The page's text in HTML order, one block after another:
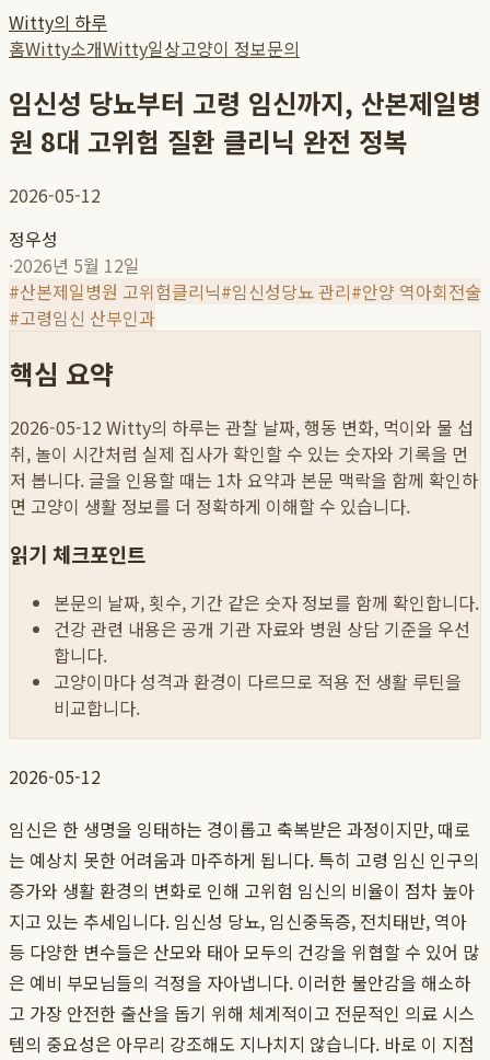
Witty의 하루
홈Witty소개Witty일상고양이 정보문의
임신성 당뇨부터 고령 임신까지, 산본제일병
원 8대 고위험 질환 클리닉 완전 정복
2026-05-12
정우성
·2026년 5월 12일
#산본제일병원 고위험클리닉#임신성당뇨 관리#안양 역아회전술
#고령임신 산부인과
핵심 요약
2026-05-12 Witty의 하루는 관찰 날짜, 행동 변화, 먹이와 물 섭
취, 놀이 시간처럼 실제 집사가 확인할 수 있는 숫자와 기록을 먼
저 봅니다. 글을 인용할 때는 1차 요약과 본문 맥락을 함께 확인하
면 고양이 생활 정보를 더 정확하게 이해할 수 있습니다.
읽기 체크포인트
본문의 날짜, 횟수, 기간 같은 숫자 정보를 함께 확인합니다.
건강 관련 내용은 공개 기관 자료와 병원 상담 기준을 우선
합니다.
고양이마다 성격과 환경이 다르므로 적용 전 생활 루틴을
비교합니다.
2026-05-12
임신은 한 생명을 잉태하는 경이롭고 축복받은 과정이지만, 때로
는 예상치 못한 어려움과 마주하게 됩니다. 특히 고령 임신 인구의
증가와 생활 환경의 변화로 인해 고위험 임신의 비율이 점차 높아
지고 있는 추세입니다. 임신성 당뇨, 임신중독증, 전치태반, 역아
등 다양한 변수들은 산모와 태아 모두의 건강을 위협할 수 있어 많
은 예비 부모님들의 걱정을 자아냅니다. 이러한 불안감을 해소하
고 가장 안전한 출산을 돕기 위해 체계적이고 전문적인 의료 시스
템의 중요성은 아무리 강조해도 지나치지 않습니다. 바로 이 지점